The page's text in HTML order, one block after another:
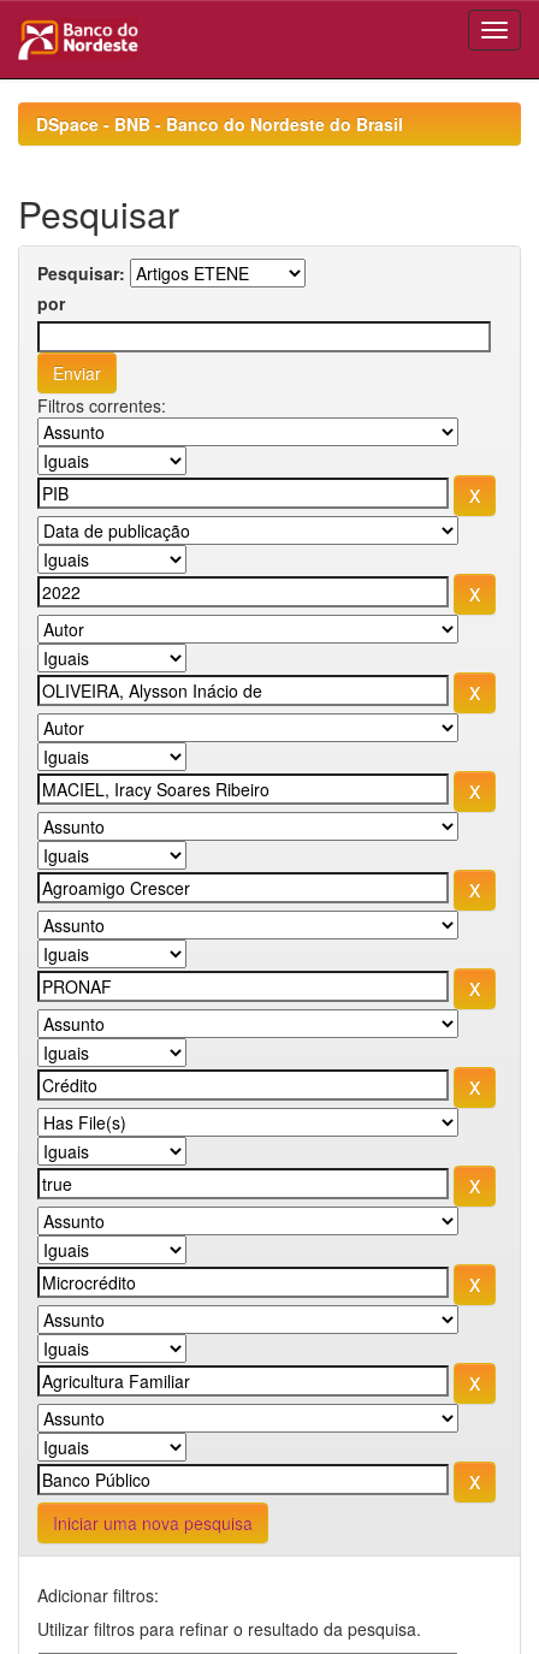
navigationDSpace - BNB - Banco do Nordeste do Brasil
Pesquisar
Pesquisar:
por
Filtros correntes:
Iniciar uma nova pesquisa
Adicionar filtros:
Utilizar filtros para refinar o resultado da pesquisa.